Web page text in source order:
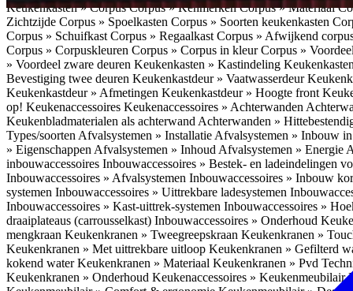
Keukenkasten » CorpusCorpus » KenmerkenCorpus » Materiaal
Zichtzijde Corpus » Spoelkasten Corpus » Soorten keukenkasten
Corpus » Schuifkast Corpus » Regaalkast Corpus » Afwijkend
Corpus » Corpuskleuren Corpus » Corpus in kleurCorpus »
» Voordeel zware deuren Keukenkasten » Kastindeling
Bevestiging twee deuren Keukenkastdeur » Vaatwasserdeur
Keukenkastdeur » Afmetingen Keukenkastdeur » Hoogte front
op! Keukenaccessoires Keukenaccessoires » Achterwanden
Keukenbladmaterialen als achterwand Achterwanden »
Types/soorten Afvalsystemen » Installatie Afvalsystemen » Inbouw
» Eigenschappen Afvalsystemen » Inhoud Afvalsystemen » Energie
inbouwaccessoires Inbouwaccessoires » Bestek- en ladeindelingen
Inbouwaccessoires » Afvalsystemen Inbouwaccessoires » Inbouw
systemen Inbouwaccessoires » Uittrekbare ladesystemen
Inbouwaccessoires » Kast-uittrek-systemen Inbouwaccessoires »
draaiplateaus (carrousselkast) Inbouwaccessoires » Onderhoud
mengkraan Keukenkranen » Tweegreepskraan Keukenkranen »
Keukenkranen » Met uittrekbare uitloop Keukenkranen » Gefilterd
kokend waterKeukenkranen » Materiaal Keukenkranen » Pvd
Keukenkranen » Onderhoud Keukenaccessoires » Keukenmeubilair